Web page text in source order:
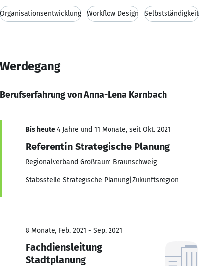
Organisationsentwicklung Workflow Design Selbstständigkeit
Werdegang
Berufserfahrung von Anna-Lena Karnbach
Bis heute 4 Jahre und 11 Monate, seit Okt. 2021
Referentin Strategische Planung
Regionalverband Großraum Braunschweig
Stabsstelle Strategische Planung|Zukunftsregion
8 Monate, Feb. 2021 - Sep. 2021
Fachdiensleitung
Stadtplanung